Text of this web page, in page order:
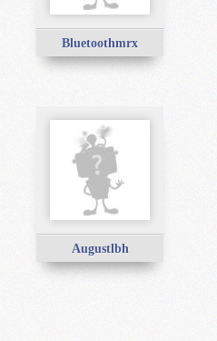
Bluetoothmrx
Augustlbh